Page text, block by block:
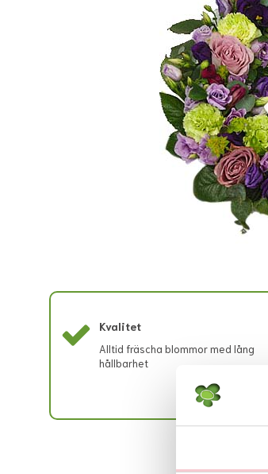
Kvalitet
Alltid fräscha blommor med lång
hållbarhet